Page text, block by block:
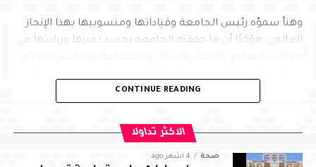
وأعرب عضو مجلس إدارة جمعية بصمات المشرف العلمي على
الأحساء، على دعمه المتواصل واهتمامه الكبير ببرامج الجمعية
ومبادراتها، مشيرًا إلى أن النسخة الحالية للبرنامج يشارك فيها
وهنأ سموّه رئيس الجامعة وقياداتها ومنسوبيها بهذا الإنجاز
العالمي، مؤكدًا أن ما حققته الجامعة يجسد تميزها وريادتها في
بفضل ما تحظى به من دعم وتمكين من القيادة الرشيدة -أيدها
المملكة وحضورها في المؤشرات الدولية، متمنيًا للجامعة
ومنسوبيها دوام التوفيق ومواصلة تحقيق المزيد من النجاحات
CONTINUE READING
الاكثر تداولا
صحة 4 أشهر ago